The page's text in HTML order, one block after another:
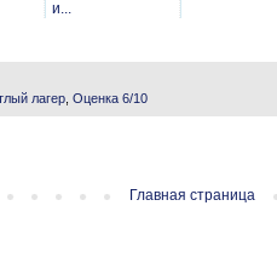
и...
лагер Оценка 6/10
Главная страница